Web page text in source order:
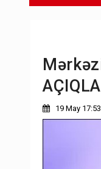
19 May 17:53